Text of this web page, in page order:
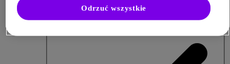
Odrzuć wszystkie